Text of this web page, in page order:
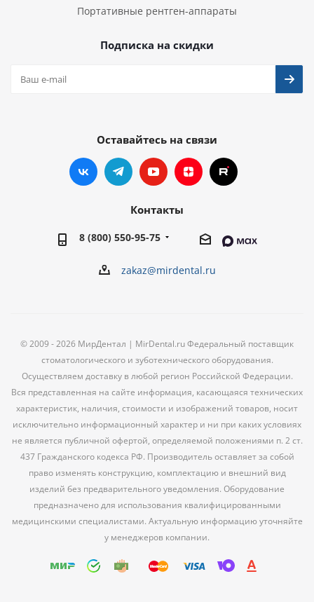
Портативные рентген-аппараты
Подписка на скидки
Оставайтесь на связи
Контакты
8 (800) 550-95-75
zakaz@mirdental.ru
© 2009 - 2026 МирДентал | MirDental.ru Федеральный поставщик
стоматологического и зуботехнического оборудования.
Осуществляем доставку в любой регион Российской Федерации.
Вся представленная на сайте информация, касающаяся технических
характеристик, наличия, стоимости и изображений товаров, носит
исключительно информационный характер и ни при каких условиях
не является публичной офертой, определяемой положениями п. 2 ст.
437 Гражданского кодекса РФ. Производитель оставляет за собой
право изменять конструкцию, комплектацию и внешний вид
изделий без предварительного уведомления. Оборудование
предназначено для использования квалифицированными
медицинскими специалистами. Актуальную информацию уточняйте
у менеджеров компании.